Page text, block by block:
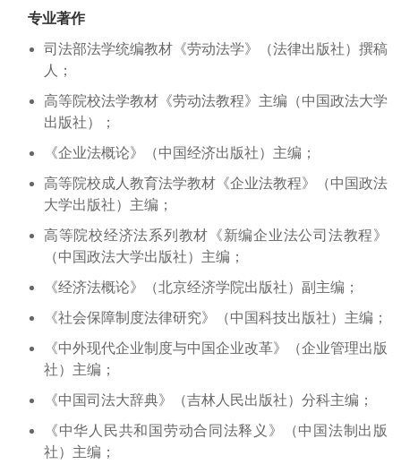
专业著作
司法部法学统编教材《劳动法学》（法律出版社）撰稿
人；
高等院校法学教材《劳动法教程》主编（中国政法大学
出版社）；
《企业法概论》（中国经济出版社）主编；
高等院校成人教育法学教材《企业法教程》（中国政法
大学出版社）主编；
高等院校经济法系列教材《新编企业法公司法教程》
（中国政法大学出版社）主编；
《经济法概论》（北京经济学院出版社）副主编；
《社会保障制度法律研究》（中国科技出版社）主编；
《中外现代企业制度与中国企业改革》（企业管理出版
社）主编；
《中国司法大辞典》（吉林人民出版社）分科主编；
《中华人民共和国劳动合同法释义》（中国法制出版
社）主编；